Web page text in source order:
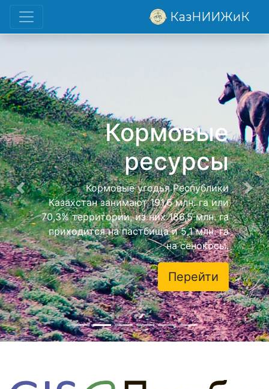
КазНИИЖиК
Кормовые
ресурсы
Кормовые угодья Республики
Казахстан занимают 191,6 млн. га или
70,3% территории, из них 186,5 млн. га
приходится на пастбища и 5,1 млн. га
на сенокосы.
Перейти
Previous Next